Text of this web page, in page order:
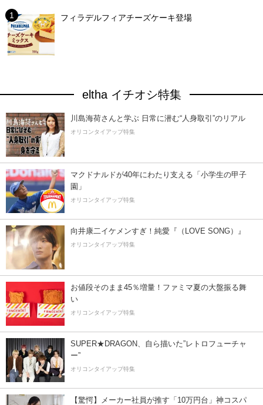
フィラデルフィアチーズケーキ登場
eltha イチオシ特集
川島海荷さんと学ぶ 日常に潜む“人身取引”のリアル
オリコンタイアップ特集
マクドナルドが40年にわたり支える「小学生の甲子
園」
オリコンタイアップ特集
向井康二イケメンすぎ！純愛『（LOVE SONG）』
オリコンタイアップ特集
お値段そのまま45％増量！ファミマ夏の大盤振る舞
い
オリコンタイアップ特集
SUPER★DRAGON、自ら描いた”レトロフューチャ
ー”
オリコンタイアップ特集
【驚愕】メーカー社員が推す「10万円台」神コスパ